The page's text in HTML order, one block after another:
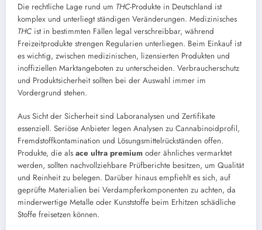
Die rechtliche Lage rund um THC-Produkte in Deutschland ist
komplex und unterliegt ständigen Veränderungen. Medizinisches
THC ist in bestimmten Fällen legal verschreibbar, während
Freizeitprodukte strengen Regularien unterliegen. Beim Einkauf ist
es wichtig, zwischen medizinischen, lizensierten Produkten und
inoffiziellen Marktangeboten zu unterscheiden. Verbraucherschutz
und Produktsicherheit sollten bei der Auswahl immer im
Vordergrund stehen.
Aus Sicht der Sicherheit sind Laboranalysen und Zertifikate
essenziell. Seriöse Anbieter legen Analysen zu Cannabinoidprofil,
Fremdstoffkontamination und Lösungsmittelrückständen offen.
Produkte, die als ace ultra premium oder ähnliches vermarktet
werden, sollten nachvollziehbare Prüfberichte besitzen, um Qualität
und Reinheit zu belegen. Darüber hinaus empfiehlt es sich, auf
geprüfte Materialien bei Verdampferkomponenten zu achten, da
minderwertige Metalle oder Kunststoffe beim Erhitzen schädliche
Stoffe freisetzen können.